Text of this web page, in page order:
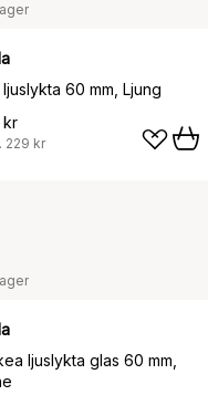
ljuslykta 60 mm, Ljung
kr
229 kr
ljuslykta glas 60 mm,